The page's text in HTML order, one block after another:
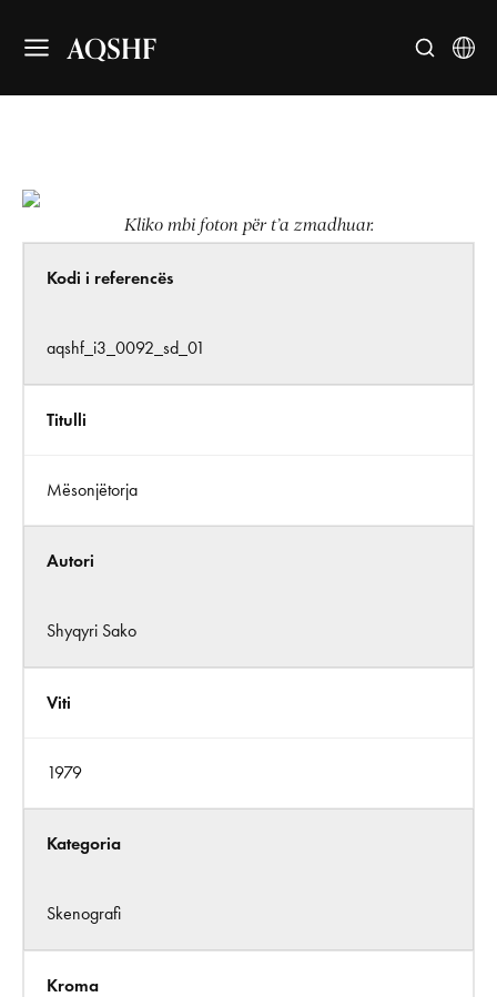
AQSHF
Kliko mbi foton për t’a zmadhuar.
Kodi i referencës
aqshf_i3_0092_sd_01
Titulli
Mësonjëtorja
Autori
Shyqyri Sako
Viti
1979
Kategoria
Skenografi
Kroma